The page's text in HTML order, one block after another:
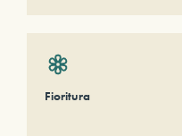
Fioritura